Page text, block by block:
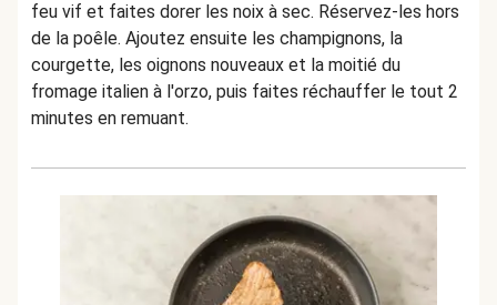
feu vif et faites dorer les noix à sec. Réservez-les hors
de la poêle. Ajoutez ensuite les champignons, la
courgette, les oignons nouveaux et la moitié du
fromage italien à l'orzo, puis faites réchauffer le tout 2
minutes en remuant.